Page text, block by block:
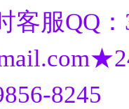
客服QQ
8245